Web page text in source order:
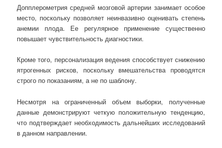
Допплерометрия средней мозговой артерии занимает особое
место, поскольку позволяет неинвазивно оценивать степень
анемии плода. Ее регулярное применение существенно
повышает чувствительность диагностики.
Кроме того, персонализация ведения способствует снижению
ятрогенных рисков, поскольку вмешательства проводятся
строго по показаниям, а не по шаблону.
Несмотря на ограниченный объем выборки, полученные
данные демонстрируют четкую положительную тенденцию,
что подтверждает необходимость дальнейших исследований
в данном направлении.